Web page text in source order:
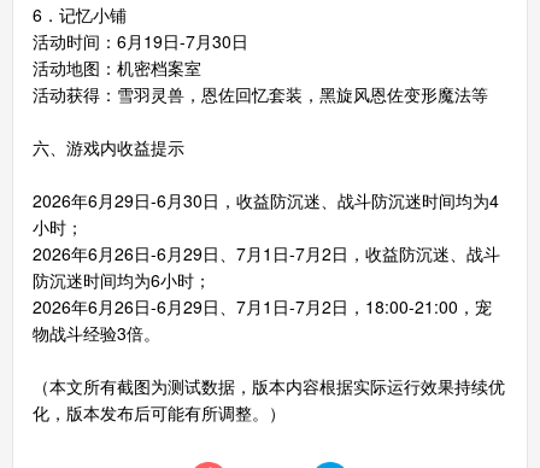
6．记忆小铺
活动时间：6月19日-7月30日
活动地图：机密档案室
活动获得：雪羽灵兽，恩佐回忆套装，黑旋风恩佐变形魔法等
六、游戏内收益提示
2026年6月29日-6月30日，收益防沉迷、战斗防沉迷时间均为4
小时；
2026年6月26日-6月29日、7月1日-7月2日，收益防沉迷、战斗
防沉迷时间均为6小时；
2026年6月26日-6月29日、7月1日-7月2日，18:00-21:00，宠
物战斗经验3倍。
（本文所有截图为测试数据，版本内容根据实际运行效果持续优
化，版本发布后可能有所调整。）